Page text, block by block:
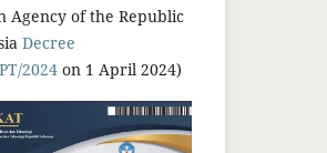
Agency of the Republic
Decree
2024 on 1 April 2024)